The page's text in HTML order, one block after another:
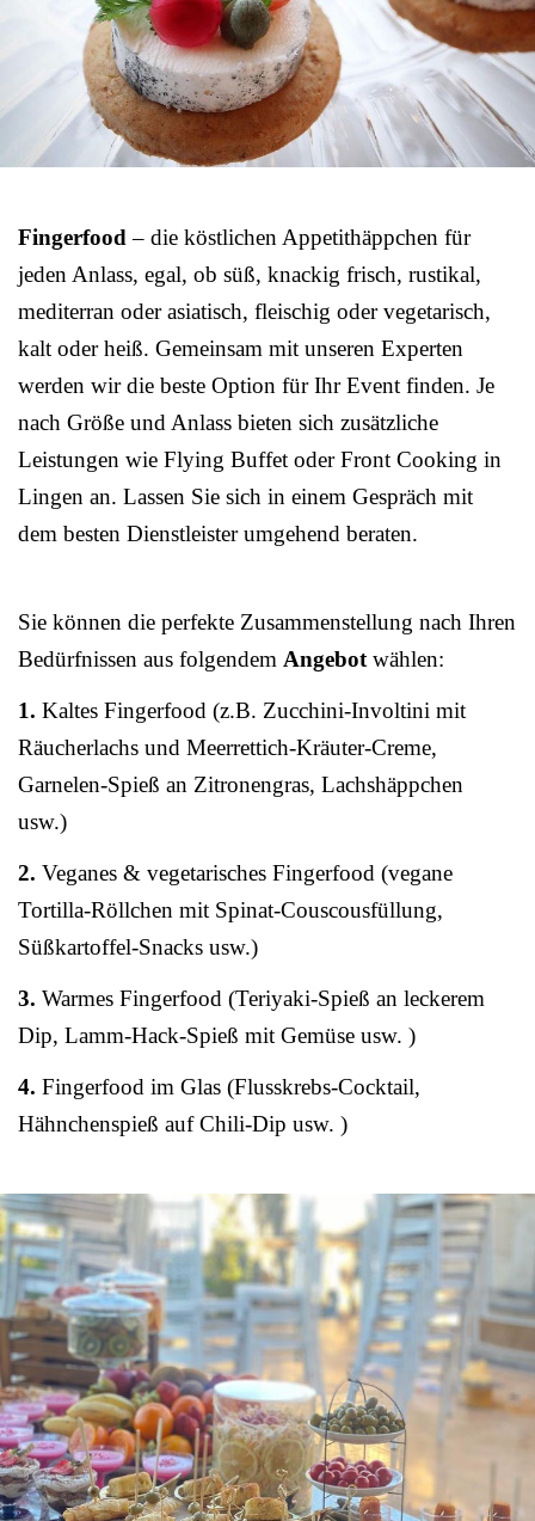
Fingerfood– die köstlichen Appetithäppchen für
jeden Anlass, egal, ob süß, knackig frisch, rustikal,
mediterran oder asiatisch, fleischig oder vegetarisch,
kalt oder heiß. Gemeinsam mit unseren Experten
werden wir die beste Option für Ihr Event finden. Je
nach Größe und Anlass bieten sich zusätzliche
Leistungen wie Flying Buffet oder Front Cooking in
Lingen an. Lassen Sie sich in einem Gespräch mit
dem besten Dienstleister umgehend beraten.
Sie können die perfekte Zusammenstellung nach Ihren
Bedürfnissen aus folgendem Angebotwählen:
1. Kaltes Fingerfood (z.B. Zucchini-Involtini mit
Räucherlachs und Meerrettich-Kräuter-Creme,
Garnelen-Spieß an Zitronengras, Lachshäppchen
usw.)
2. Veganes & vegetarisches Fingerfood (vegane
Tortilla-Röllchen mit Spinat-Couscousfüllung,
Süßkartoffel-Snacks usw.)
3. Warmes Fingerfood (Teriyaki-Spieß an leckerem
Dip, Lamm-Hack-Spieß mit Gemüse usw. )
4. Fingerfood im Glas (Flusskrebs-Cocktail,
Hähnchenspieß auf Chili-Dip usw. )